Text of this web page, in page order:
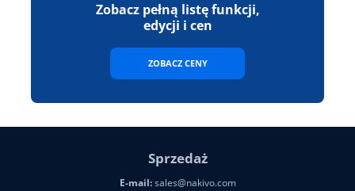
Zobacz pełną listę funkcji,
edycji i cen
ZOBACZ CENY
Sprzedaż
E-mail:sales@nakivo.com